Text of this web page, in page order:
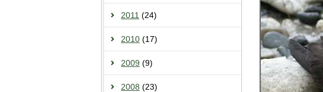
2011 (24)
2010 (17)
2009 (9)
2008 (23)